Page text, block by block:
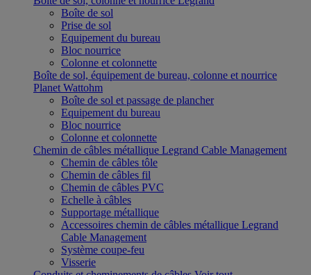
Boîte de sol
Prise de sol
Equipement du bureau
Bloc nourrice
Colonne et colonnette
Boîte de sol, équipement de bureau, colonne et nourrice
Planet Wattohm
Boîte de sol et passage de plancher
Equipement du bureau
Bloc nourrice
Colonne et colonnette
Chemin de câbles métallique Legrand Cable Management
Chemin de câbles tôle
Chemin de câbles fil
Chemin de câbles PVC
Echelle à câbles
Supportage métallique
Accessoires chemin de câbles métallique Legrand
Cable Management
Système coupe-feu
Visserie